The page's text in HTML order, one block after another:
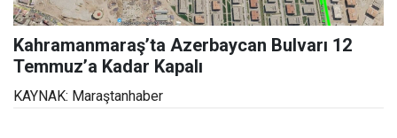
Kahramanmaraş’ta Azerbaycan Bulvarı 12
Temmuz’a Kadar Kapalı
KAYNAK: Maraştanhaber